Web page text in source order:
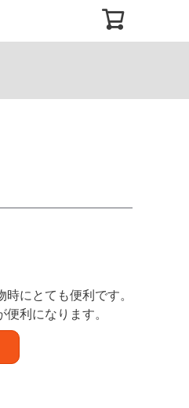
にとても便利です。
利になります。